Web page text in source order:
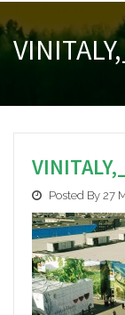
Posted By 27